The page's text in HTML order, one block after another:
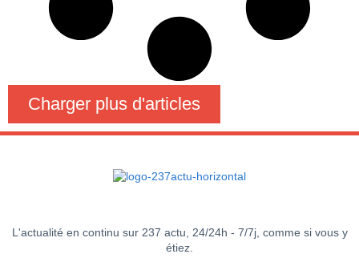
Charger plus d'articles
L'actualité en continu sur 237 actu, 24/24h - 7/7j, comme si vous y
étiez.